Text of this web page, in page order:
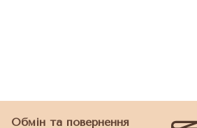
Обмін та повернення